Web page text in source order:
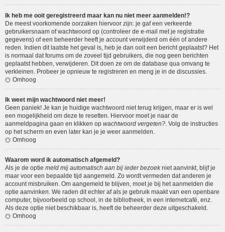
Ik heb me ooit geregistreerd maar kan nu niet meer aanmelden!?
De meest voorkomende oorzaken hiervoor zijn: je gaf een verkeerde
gebruikersnaam of wachtwoord op (controleer de e-mail met je registratie
gegevens) of een beheerder heeft je account verwijderd om één of andere
reden. Indien dit laatste het geval is, heb je dan ooit een bericht geplaatst? Het
is normaal dat forums om de zoveel tijd gebruikers, die nog geen berichten
geplaatst hebben, verwijderen. Dit doen ze om de database qua omvang te
verkleinen. Probeer je opnieuw te registreren en meng je in de discussies.
Omhoog
Ik weet mijn wachtwoord niet meer!
Geen paniek! Je kan je huidige wachtwoord niet terug krijgen, maar er is wel
een mogelijkheid om deze te resetten. Hiervoor moet je naar de
aanmeldpagina gaan en klikken op wachtwoord vergeten?. Volg de instructies
op het scherm en even later kan je je weer aanmelden.
Omhoog
Waarom word ik automatisch afgemeld?
Als je de optie meld mij automatisch aan bij ieder bezoekniet aanvinkt, blijf je
maar voor een bepaalde tijd aangemeld. Zo wordt vermeden dat anderen je
account misbruiken. Om aangemeld te blijven, moet je bij het aanmelden die
optie aanvinken. We raden dit echter af als je gebruik maakt van een openbare
computer, bijvoorbeeld op school, in de bibliotheek, in een internetcafé, enz.
Als deze optie niet beschikbaar is, heeft de beheerder deze uitgeschakeld.
Omhoog